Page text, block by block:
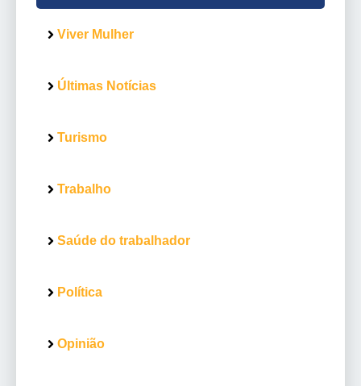
Viver Mulher
Últimas Notícias
Turismo
Trabalho
Saúde do trabalhador
Política
Opinião